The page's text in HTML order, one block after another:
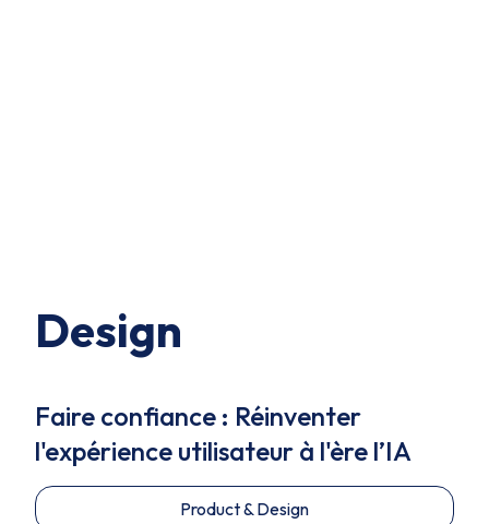
Design
Faire confiance : Réinventer
l'expérience utilisateur à l'ère l’IA
Product & Design